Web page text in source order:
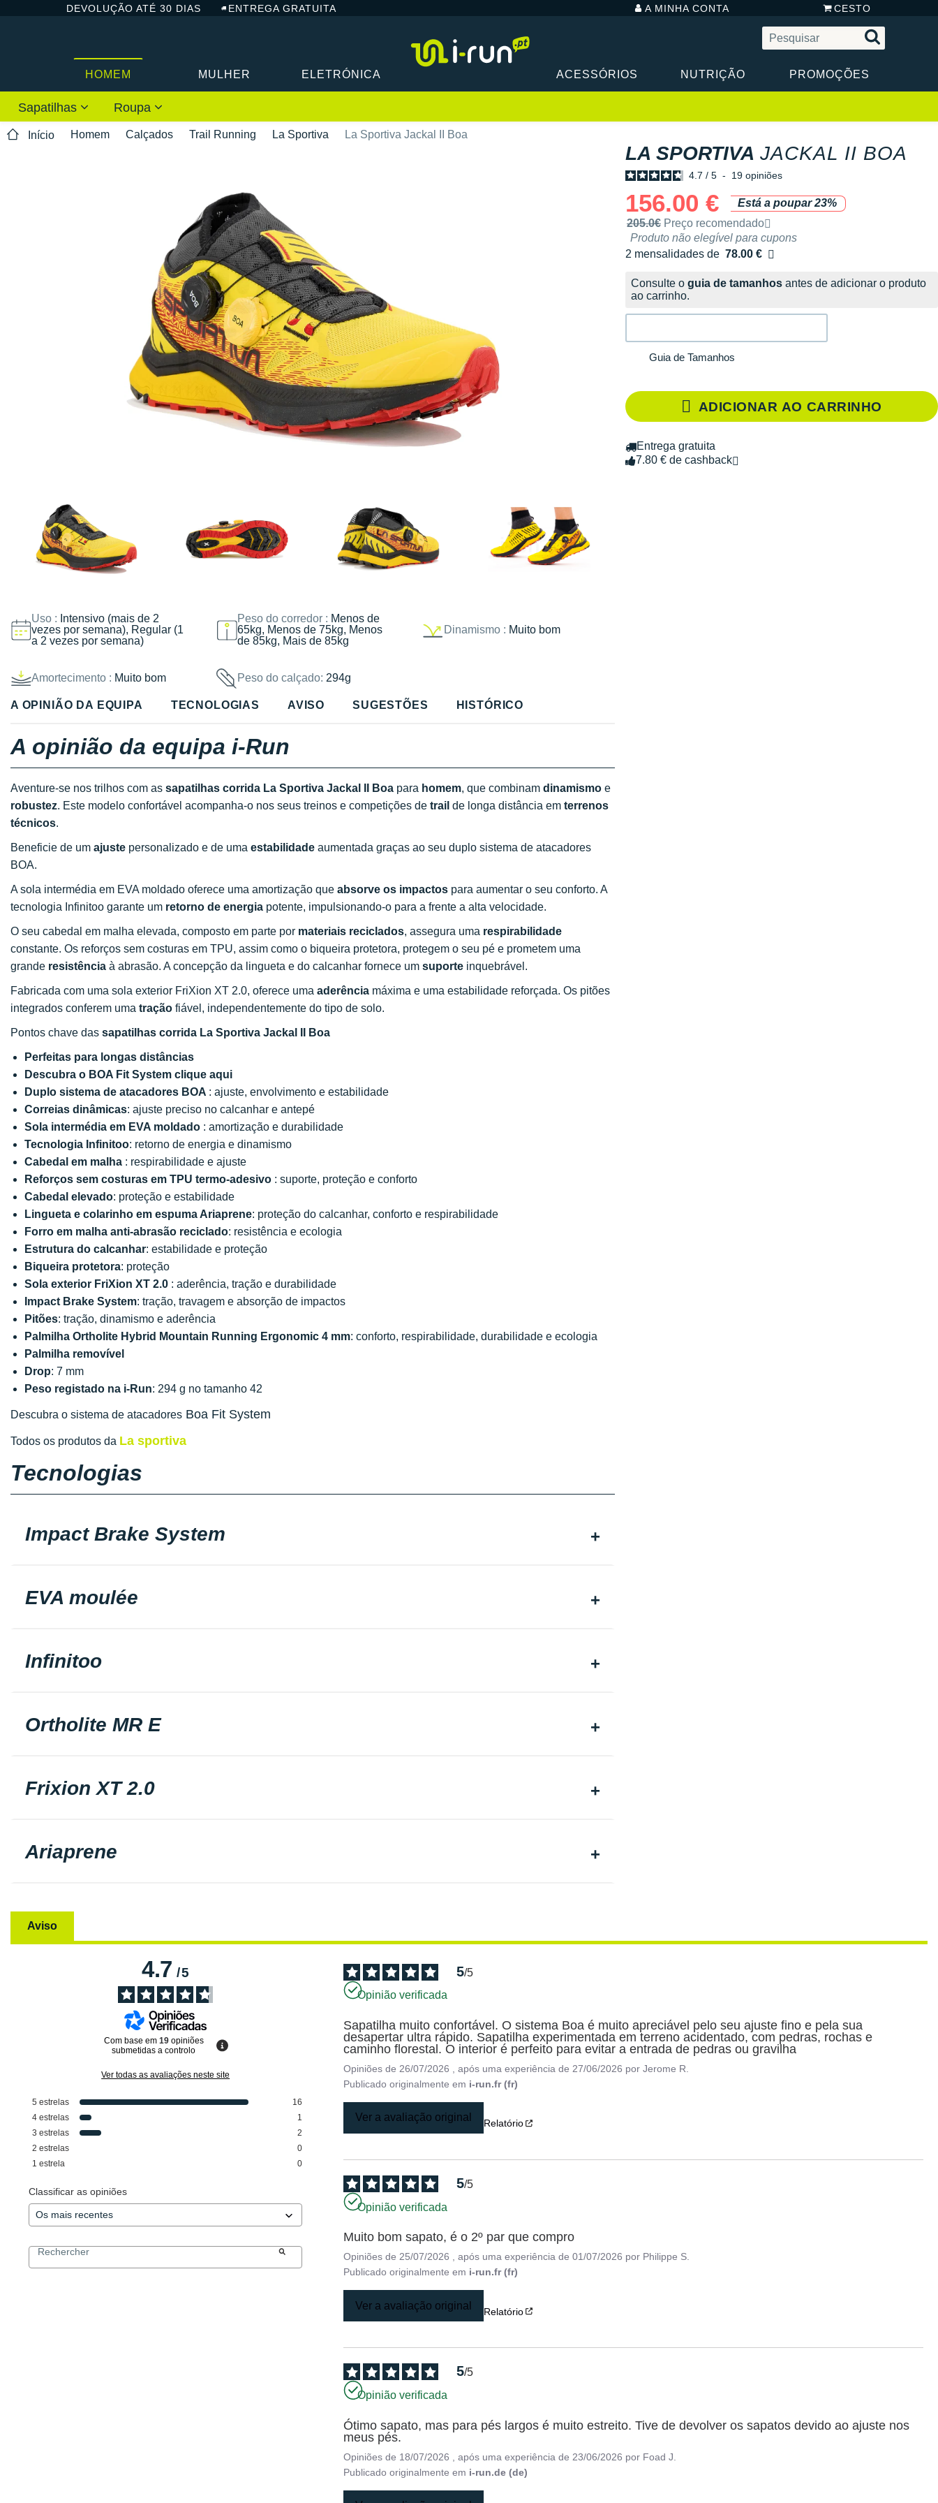
DEVOLUÇÃO ATÉ 30 DIAS ENTREGA GRATUITA A MINHA CONTA CESTO
HOMEM MULHER ELETRÓNICA ACESSÓRIOS NUTRIÇÃO PROMOÇÕES
Sapatilhas Roupa
Início Homem Calçados Trail Running La Sportiva La Sportiva Jackal II Boa
Uso : Intensivo (mais de 2
vezes por semana), Regular (1
a 2 vezes por semana)
Peso do corredor : Menos de
65kg, Menos de 75kg, Menos
de 85kg, Mais de 85kg
Dinamismo : Muito bom
Amortecimento : Muito bom Peso do calçado: 294g
LA SPORTIVA JACKAL II BOA
4.7 / 5 - 19 opiniões
156.00 €
Está a poupar 23%
Preço de venda recomendado pela marca
205.0€ Preço recomendado
Produto não elegível para cupons
2 mensalidades de 78.00 €
sem custos
Consulte o guia de tamanhos antes de adicionar o produto
ao carrinho.
Guia de Tamanhos
ADICIONAR AO CARRINHO
Entrega gratuita
7.80 € de cashback
A OPINIÃO DA EQUIPA TECNOLOGIAS AVISO SUGESTÕES HISTÓRICO
A opinião da equipa i-Run
Aventure-se nos trilhos com as sapatilhas corrida La Sportiva Jackal II Boa para homem, que combinam dinamismo e
robustez. Este modelo confortável acompanha-o nos seus treinos e competições de trail de longa distância em terrenos
técnicos.
Beneficie de um ajuste personalizado e de uma estabilidade aumentada graças ao seu duplo sistema de atacadores
BOA.
A sola intermédia em EVA moldado oferece uma amortização que absorve os impactos para aumentar o seu conforto. A
tecnologia Infinitoo garante um retorno de energia potente, impulsionando-o para a frente a alta velocidade.
O seu cabedal em malha elevada, composto em parte por materiais reciclados, assegura uma respirabilidade
constante. Os reforços sem costuras em TPU, assim como o biqueira protetora, protegem o seu pé e prometem uma
grande resistência à abrasão. A concepção da lingueta e do calcanhar fornece um suporte inquebrável.
Fabricada com uma sola exterior FriXion XT 2.0, oferece uma aderência máxima e uma estabilidade reforçada. Os pitões
integrados conferem uma tração fiável, independentemente do tipo de solo.
Pontos chave das sapatilhas corrida La Sportiva Jackal II Boa
Perfeitas para longas distâncias
Descubra o BOA Fit System clique aqui
Duplo sistema de atacadores BOA : ajuste, envolvimento e estabilidade
Correias dinâmicas: ajuste preciso no calcanhar e antepé
Sola intermédia em EVA moldado : amortização e durabilidade
Tecnologia Infinitoo: retorno de energia e dinamismo
Cabedal em malha : respirabilidade e ajuste
Reforços sem costuras em TPU termo-adesivo : suporte, proteção e conforto
Cabedal elevado: proteção e estabilidade
Lingueta e colarinho em espuma Ariaprene: proteção do calcanhar, conforto e respirabilidade
Forro em malha anti-abrasão reciclado: resistência e ecologia
Estrutura do calcanhar: estabilidade e proteção
Biqueira protetora: proteção
Sola exterior FriXion XT 2.0 : aderência, tração e durabilidade
Impact Brake System: tração, travagem e absorção de impactos
Pitões: tração, dinamismo e aderência
Palmilha Ortholite Hybrid Mountain Running Ergonomic 4 mm: conforto, respirabilidade, durabilidade e ecologia
Palmilha removível
Drop: 7 mm
Peso registado na i-Run: 294 g no tamanho 42
Descubra o sistema de atacadores Boa Fit System
Todos os produtos da La sportiva
Tecnologias
Impact Brake System
EVA moulée
Infinitoo
Ortholite MR E
Frixion XT 2.0
Ariaprene
Aviso
4.7/5
Com base em 19 opiniões
submetidas a controlo
Ver todas as avaliações neste site
5 estrelas
16
4 estrelas
1
3 estrelas
2
2 estrelas
0
1 estrela 0
Classificar as opiniões
5/5
Opinião verificada
Sapatilha muito confortável. O sistema Boa é muito apreciável pelo seu ajuste fino e pela sua
desapertar ultra rápido. Sapatilha experimentada em terreno acidentado, com pedras, rochas e
caminho florestal. O interior é perfeito para evitar a entrada de pedras ou gravilha
Opiniões de 26/07/2026 , após uma experiência de 27/06/2026 porJerome R.
Publicado originalmente em i-run.fr (fr)
Ver a avaliação original Relatório
5/5
Opinião verificada
Muito bom sapato, é o 2º par que compro
Opiniões de 25/07/2026 , após uma experiência de01/07/2026 por Philippe S.
Publicado originalmente em i-run.fr (fr)
Ver a avaliação original Relatório
5/5
Opinião verificada
Ótimo sapato, mas para pés largos é muito estreito. Tive de devolver os sapatos devido ao ajuste nos
meus pés.
Opiniões de 18/07/2026 , após uma experiência de 23/06/2026 por Foad J.
Publicado originalmente em i-run.de (de)